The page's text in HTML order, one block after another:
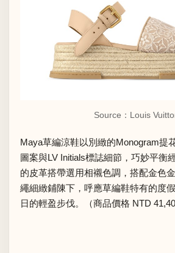
Source：Louis
Maya草編涼鞋以別緻的Monogram提
圖案與LV Initials標誌細節，巧妙平衡
的皮革搭帶選用相襯色調，搭配金色
繩細緻鋪陳下，呼應草編鞋特有的度
日的輕盈步伐。（商品價格 NTD